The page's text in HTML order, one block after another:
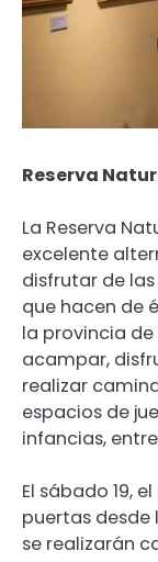
Reserva
La Reserva
excelente
disfrutar de
que hacen de
la provincia de
acampar,
realizar
espacios de
infancias,
El sábado 19,
puertas desde
se realizarán